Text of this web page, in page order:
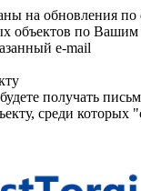
на обновления по
объектов по
e-mail
получать
среди которых